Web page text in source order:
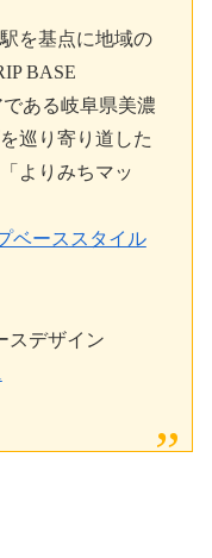
を基点に地域の
BASE
ある岐阜県美濃
巡り寄り道した
よりみちマッ
ベーススタイル
スデザイン